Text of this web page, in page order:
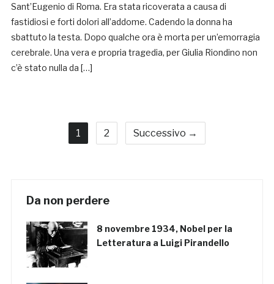
Sant’Eugenio di Roma. Era stata ricoverata a causa di
fastidiosi e forti dolori all’addome. Cadendo la donna ha
sbattuto la testa. Dopo qualche ora è morta per un’emorragia
cerebrale. Una vera e propria tragedia, per Giulia Riondino non
c’è stato nulla da […]
1 2 Successivo →
Da non perdere
8 novembre 1934, Nobel per la
Letteratura a Luigi Pirandello